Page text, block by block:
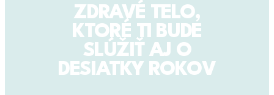
ZDRAVÉ TELO,
KTORÉ TI BUDE
SLÚŽIŤ AJ O
DESIATKY ROKOV